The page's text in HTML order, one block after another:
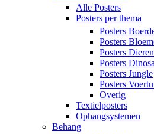
Alle Posters
Posters per thema
Posters
Posters
Posters Dieren
Posters
Posters Jungle
Posters
Overig
Textielposters
Ophangsystemen
Behang